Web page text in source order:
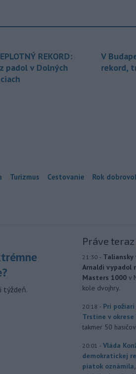
REKORD:
padol v Dolných
V
rekord,
Turizmus Cestovanie Rok
týždeň.
Práve teraz
21:30 -
Arnaldi vypadol
Masters 1000 v
kole dvojhry.
20:18 - Pri
Trstíne v okrese
takmer 50 hasičov.
20:01 - Vláda
demokratickej
piatok oznámila,